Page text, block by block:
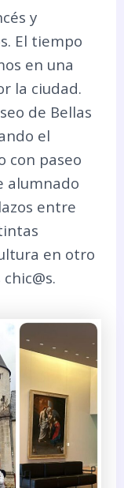
y
El tiempo
en una
la ciudad.
de Bellas
el
con paseo
alumnado
entre
en otro